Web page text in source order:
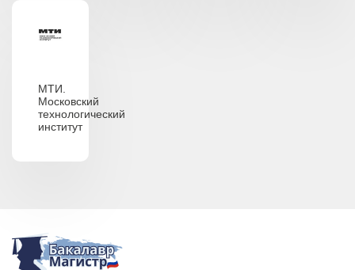
МТИ.
Московский
технологический
институт